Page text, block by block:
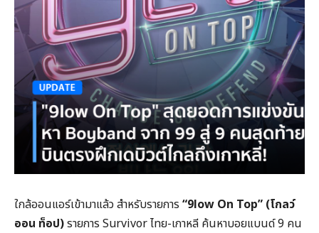
ใกล้ออนแอร์เข้ามาแล้ว สำหรับรายการ “9low On Top” (โกลว์
ออน ท็อป)รายการ Survivor ไทย-เกาหลี ค้นหาบอยแบนด์ 9 คน